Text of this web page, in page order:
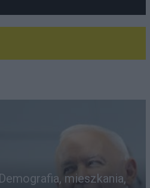
mieszkania,